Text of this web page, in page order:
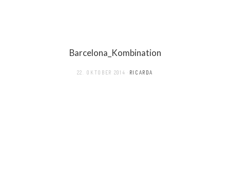
Barcelona_Kombination
22. OKTOBER 2014 RICARDA